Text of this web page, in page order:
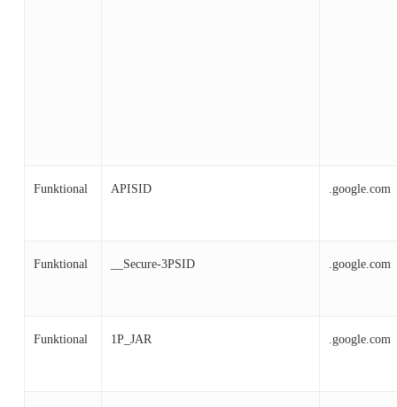
Funktional APISID .google.com
Funktional __Secure-3PSID .google.com
Funktional 1P_JAR .google.com